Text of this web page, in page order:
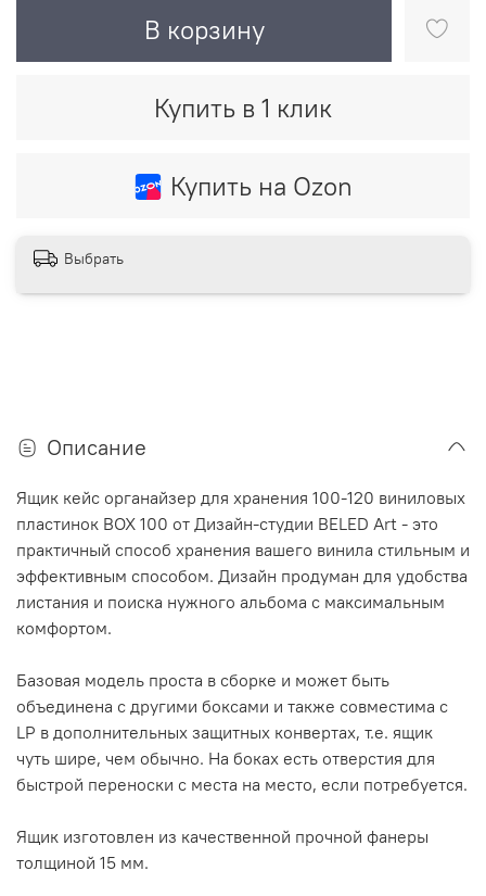
В корзину
Купить в 1 клик
Купить на Ozon
Выбрать
Описание
Ящик кейс органайзер для хранения 100-120 виниловых
пластинок BOX 100 от Дизайн-студии BELED Art - это
практичный способ хранения вашего винила стильным и
эффективным способом. Дизайн продуман для удобства
листания и поиска нужного альбома с максимальным
комфортом.
Базовая модель проста в сборке и может быть
объединена с другими боксами и также совместима с
LP в дополнительных защитных конвертах, т.е. ящик
чуть шире, чем обычно. На боках есть отверстия для
быстрой переноски с места на место, если потребуется.
Ящик изготовлен из качественной прочной фанеры
толщиной 15 мм.